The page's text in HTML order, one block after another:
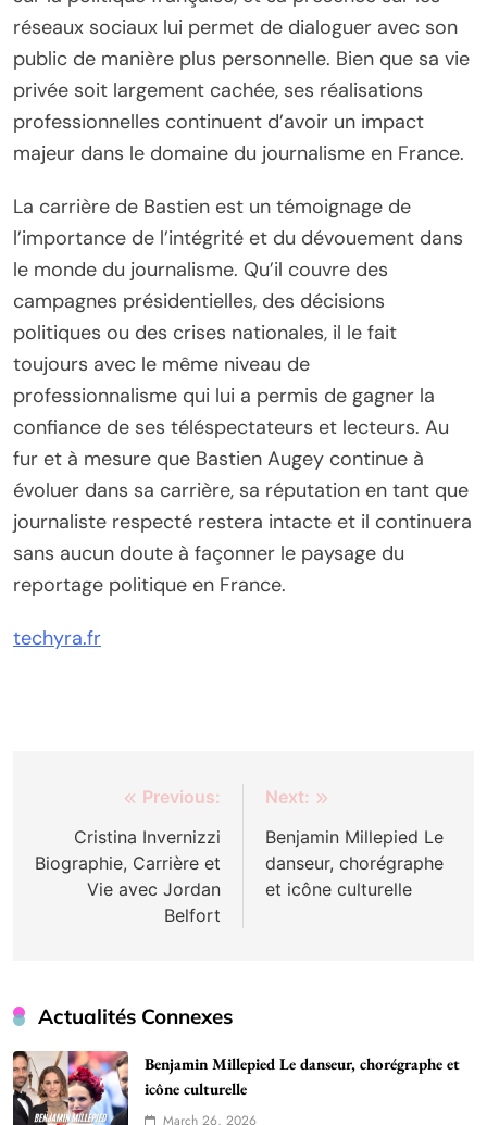
réseaux sociaux lui permet de dialoguer avec son
public de manière plus personnelle. Bien que sa vie
privée soit largement cachée, ses réalisations
professionnelles continuent d’avoir un impact
majeur dans le domaine du journalisme en France.
La carrière de Bastien est un témoignage de
l’importance de l’intégrité et du dévouement dans
le monde du journalisme. Qu’il couvre des
campagnes présidentielles, des décisions
politiques ou des crises nationales, il le fait
toujours avec le même niveau de
professionnalisme qui lui a permis de gagner la
confiance de ses téléspectateurs et lecteurs. Au
fur et à mesure que Bastien Augey continue à
évoluer dans sa carrière, sa réputation en tant que
journaliste respecté restera intacte et il continuera
sans aucun doute à façonner le paysage du
reportage politique en France.
techyra.fr
navigation
Previous:
Cristina Invernizzi
Biographie, Carrière et
Vie avec Jordan
Belfort
Next:
Benjamin Millepied Le
danseur, chorégraphe
et icône culturelle
Actualités Connexes
Benjamin Millepied Le danseur, chorégraphe et
icône culturelle